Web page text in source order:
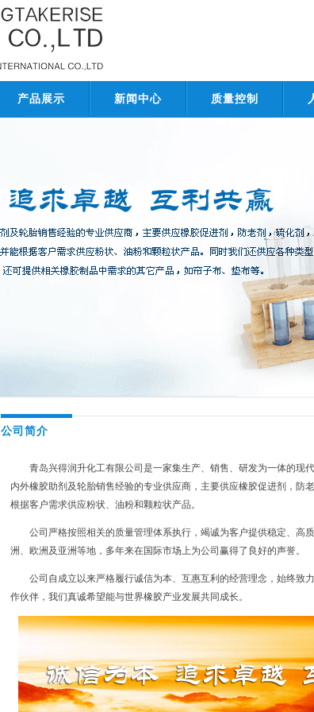
产品展示 新闻中心 质量控制
公司简介
青岛兴得润升化工有限公司是一家集生产、销售、研发为一体的现
内外橡胶助剂及轮胎销售经验的专业供应商，主要供应橡胶促进剂，防
根据客户需求供应粉状、油粉和颗粒状产品。
公司严格按照相关的质量管理体系执行，竭诚为客户提供稳定、高
洲、欧洲及亚洲等地，多年来在国际市场上为公司赢得了良好的声誉。
公司自成立以来严格履行诚信为本、互惠互利的经营理念，始终致
作伙伴，我们真诚希望能与世界橡胶产业发展共同成长。